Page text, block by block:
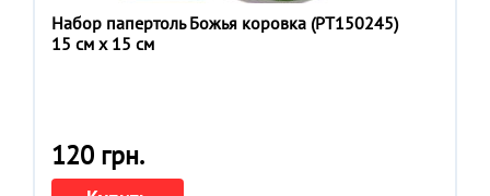
Набор папертоль Божья коровка (РТ150245)
15 см x 15 см
120 грн.